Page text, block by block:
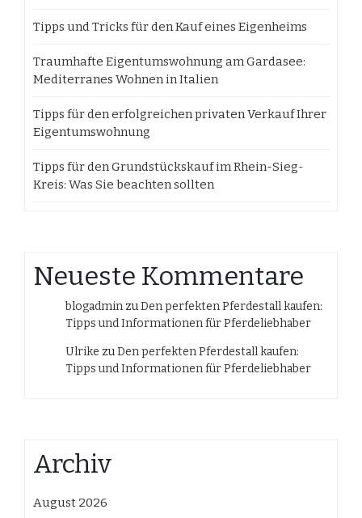
Tipps und Tricks für den Kauf eines Eigenheims
Traumhafte Eigentumswohnung am Gardasee:
Mediterranes Wohnen in Italien
Tipps für den erfolgreichen privaten Verkauf Ihrer
Eigentumswohnung
Tipps für den Grundstückskauf im Rhein-Sieg-
Kreis: Was Sie beachten sollten
Neueste Kommentare
blogadmin zuDen perfekten Pferdestall kaufen:
Tipps und Informationen für Pferdeliebhaber
Ulrike zuDen perfekten Pferdestall kaufen:
Tipps und Informationen für Pferdeliebhaber
Archiv
August 2026